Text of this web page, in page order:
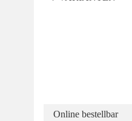
Online bestellbar